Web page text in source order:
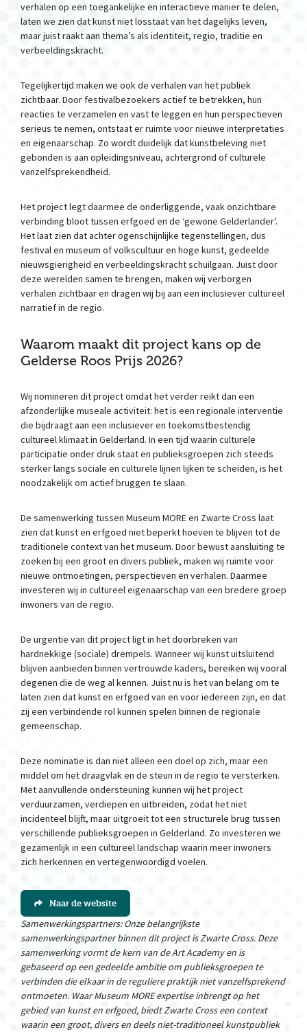
verhalen op een toegankelijke en interactieve manier te delen,
laten we zien dat kunst niet losstaat van het dagelijks leven,
maar juist raakt aan thema’s als identiteit, regio, traditie en
verbeeldingskracht.
Tegelijkertijd maken we ook de verhalen van het publiek
zichtbaar. Door festivalbezoekers actief te betrekken, hun
reacties te verzamelen en vast te leggen en hun perspectieven
serieus te nemen, ontstaat er ruimte voor nieuwe interpretaties
en eigenaarschap. Zo wordt duidelijk dat kunstbeleving niet
gebonden is aan opleidingsniveau, achtergrond of culturele
vanzelfsprekendheid.
Het project legt daarmee de onderliggende, vaak onzichtbare
verbinding bloot tussen erfgoed en de ‘gewone Gelderlander’.
Het laat zien dat achter ogenschijnlijke tegenstellingen, dus
festival en museum of volkscultuur en hoge kunst, gedeelde
nieuwsgierigheid en verbeeldingskracht schuilgaan. Juist door
deze werelden samen te brengen, maken wij verborgen
verhalen zichtbaar en dragen wij bij aan een inclusiever cultureel
narratief in de regio.
Waarom maakt dit project kans op de
Gelderse Roos Prijs 2026?
Wij nomineren dit project omdat het verder reikt dan een
afzonderlijke museale activiteit: het is een regionale interventie
die bijdraagt aan een inclusiever en toekomstbestendig
cultureel klimaat in Gelderland. In een tijd waarin culturele
participatie onder druk staat en publieksgroepen zich steeds
sterker langs sociale en culturele lijnen lijken te scheiden, is het
noodzakelijk om actief bruggen te slaan.
De samenwerking tussen Museum MORE en Zwarte Cross laat
zien dat kunst en erfgoed niet beperkt hoeven te blijven tot de
traditionele context van het museum. Door bewust aansluiting te
zoeken bij een groot en divers publiek, maken wij ruimte voor
nieuwe ontmoetingen, perspectieven en verhalen. Daarmee
investeren wij in cultureel eigenaarschap van een bredere groep
inwoners van de regio.
De urgentie van dit project ligt in het doorbreken van
hardnekkige (sociale) drempels. Wanneer wij kunst uitsluitend
blijven aanbieden binnen vertrouwde kaders, bereiken wij vooral
degenen die de weg al kennen. Juist nu is het van belang om te
laten zien dat kunst en erfgoed van en voor iedereen zijn, en dat
zij een verbindende rol kunnen spelen binnen de regionale
gemeenschap.
Deze nominatie is dan niet alleen een doel op zich, maar een
middel om het draagvlak en de steun in de regio te versterken.
Met aanvullende ondersteuning kunnen wij het project
verduurzamen, verdiepen en uitbreiden, zodat het niet
incidenteel blijft, maar uitgroeit tot een structurele brug tussen
verschillende publieksgroepen in Gelderland. Zo investeren we
gezamenlijk in een cultureel landschap waarin meer inwoners
zich herkennen en vertegenwoordigd voelen.
Naar de website
Samenwerkingspartners: Onze belangrijkste
samenwerkingspartner binnen dit project is Zwarte Cross. Deze
samenwerking vormt de kern van de Art Academy en is
gebaseerd op een gedeelde ambitie om publieksgroepen te
verbinden die elkaar in de reguliere praktijk niet vanzelfsprekend
ontmoeten. Waar Museum MORE expertise inbrengt op het
gebied van kunst en erfgoed, biedt Zwarte Cross een context
waarin een groot, divers en deels niet-traditioneel kunstpubliek